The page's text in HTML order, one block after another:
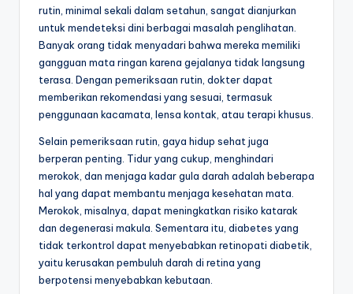
rutin, minimal sekali dalam setahun, sangat dianjurkan
untuk mendeteksi dini berbagai masalah penglihatan.
Banyak orang tidak menyadari bahwa mereka memiliki
gangguan mata ringan karena gejalanya tidak langsung
terasa. Dengan pemeriksaan rutin, dokter dapat
memberikan rekomendasi yang sesuai, termasuk
penggunaan kacamata, lensa kontak, atau terapi khusus.
Selain pemeriksaan rutin, gaya hidup sehat juga
berperan penting. Tidur yang cukup, menghindari
merokok, dan menjaga kadar gula darah adalah beberapa
hal yang dapat membantu menjaga kesehatan mata.
Merokok, misalnya, dapat meningkatkan risiko katarak
dan degenerasi makula. Sementara itu, diabetes yang
tidak terkontrol dapat menyebabkan retinopati diabetik,
yaitu kerusakan pembuluh darah di retina yang
berpotensi menyebabkan kebutaan.